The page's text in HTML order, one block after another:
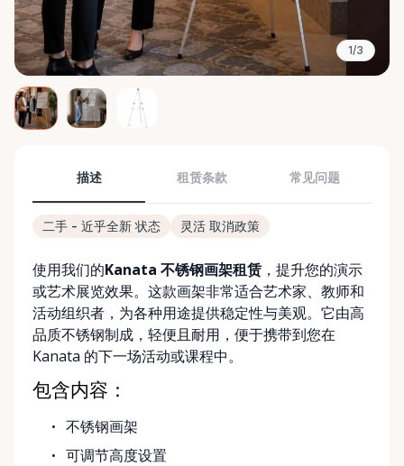
1/3
描述 租赁条款 常见问题
二手 - 近乎全新 状态 灵活 取消政策
使用我们的Kanata 不锈钢画架租赁 ，提升您的演示
或艺术展览效果。这款画架非常适合艺术家、教师和
活动组织者，为各种用途提供稳定性与美观。它由高
品质不锈钢制成，轻便且耐用，便于携带到您在
Kanata 的下一场活动或课程中。
包含内容：
不锈钢画架
可调节高度设置